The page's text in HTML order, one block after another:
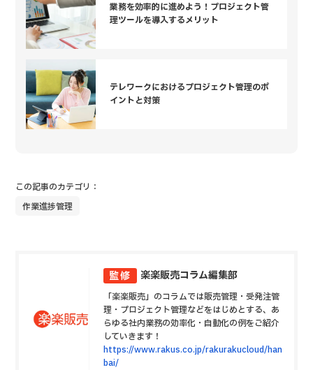
業務を効率的に進めよう！プロジェクト管
理ツールを導入するメリット
テレワークにおけるプロジェクト管理のポ
イントと対策
この記事のカテゴリ：
作業進捗管理
監修 楽楽販売コラム編集部
「楽楽販売」のコラムでは販売管理・受発注管
理・プロジェクト管理などをはじめとする、あ
らゆる社内業務の効率化・自動化の例をご紹介
していきます！
https://www.rakus.co.jp/rakurakucloud/han
bai/